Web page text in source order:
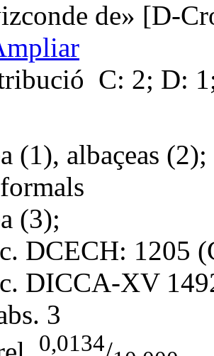
de» [D-
C: 2; D:
(1), albaçeas (2);
(3);
DCECH: 1205
DICCA-XV
3
0,0134